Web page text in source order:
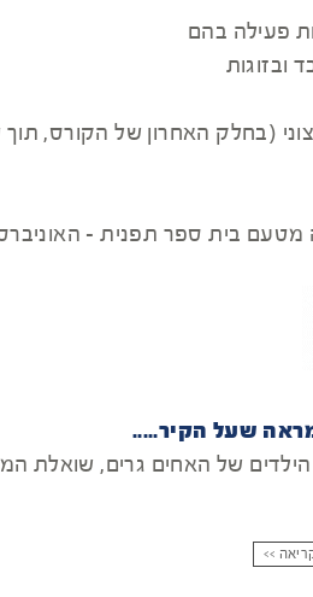
ובזוגות
(בחלק האחרון של הקורס,
בית ספר תפנית -
שעל הקיר.....
של האחים גרים, שואלת
>>